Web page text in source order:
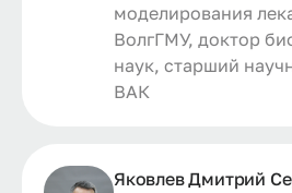
моделирования
ВолгГМУ, доктор
наук, старший
ВАК
Яковлев Дмитрий